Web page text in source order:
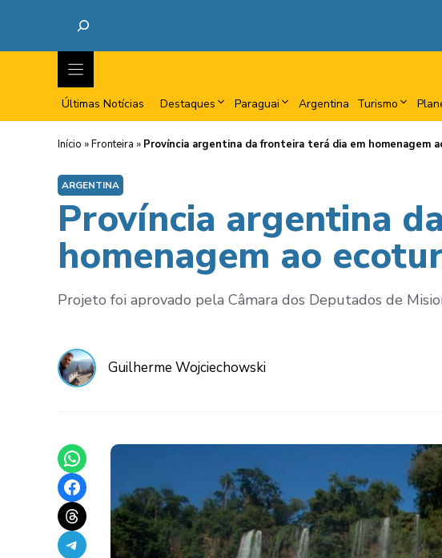
Últimas Notícias Destaques Paraguai Argentina Turismo
Início »Fronteira » Província argentina da fronteira terá dia em homenagem
ARGENTINA
Província argentina
homenagem ao
Projeto foi aprovado pela Câmara dos Deputados de
Guilherme Wojciechowski
Share on WhatsApp
Share on Facebook
Share on Threads
Share on Telegram